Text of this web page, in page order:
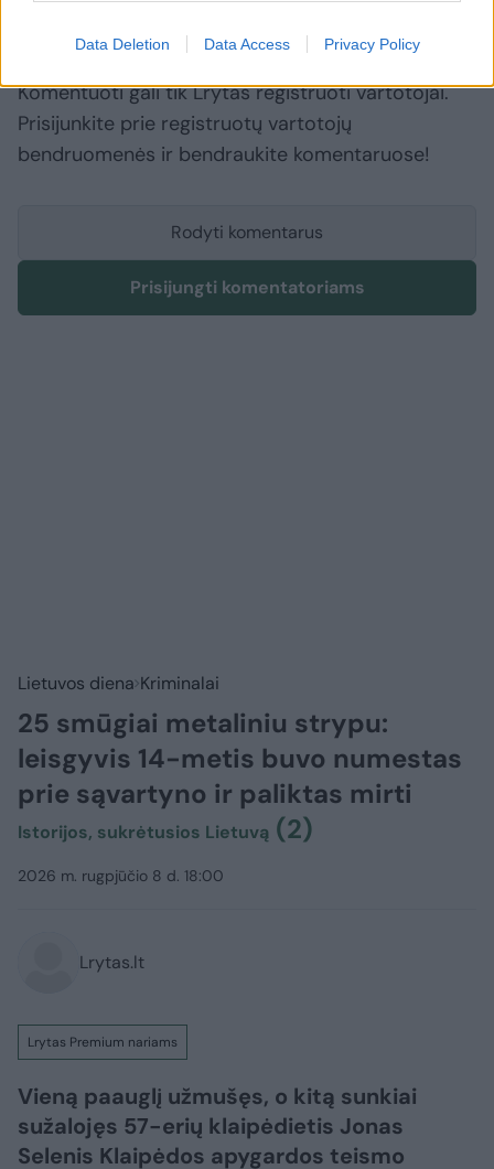
Data Deletion Data Access Privacy Policy
Komentuoti po šiuo straipsniu
Komentuoti gali tik Lrytas registruoti vartotojai.
Prisijunkite prie registruotų vartotojų
bendruomenės ir bendraukite komentaruose!
Rodyti komentarus
Prisijungti komentatoriams
Lietuvos diena Kriminalai
25 smūgiai metaliniu strypu:
leisgyvis 14-metis buvo numestas
prie sąvartyno ir paliktas mirti
Istorijos, sukrėtusios Lietuvą (2)
2026 m. rugpjūčio 8 d. 18:00
Lrytas.lt
Lrytas Premium nariams
Vieną paauglį užmušęs, o kitą sunkiai
sužalojęs 57-erių klaipėdietis Jonas
Selenis Klaipėdos apygardos teismo